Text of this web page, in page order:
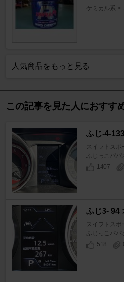
ケミカル系 >
人気商品をもっと見る
この記事を見た人におすす
ふじ-4-
スイフトスポ
ふじっこパパ
1407
ふじ3- 94
スイフトスポ
ふじっこパパ
518